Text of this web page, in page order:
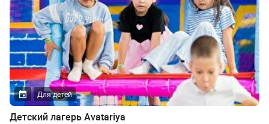
Для детей
Детский лагерь Avatariya